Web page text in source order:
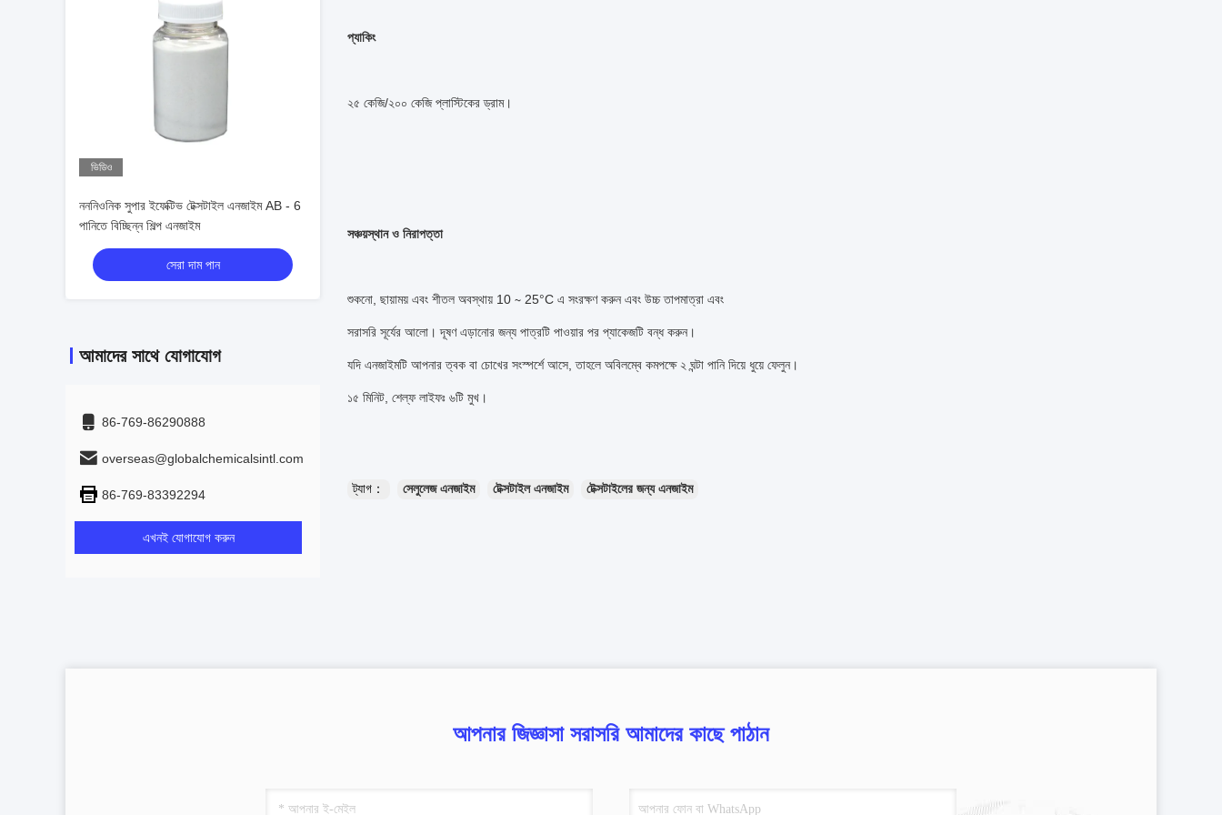
ভিডিও
নননিওনিক সুপার ইফেক্টিভ টেক্সটাইল এনজাইম AB - 6
পানিতে বিচ্ছিন্ন শিল্প এনজাইম
সেরা দাম পান
আমাদের সাথে যোগাযোগ
86-769-86290888
overseas@globalchemicalsintl.com
86-769-83392294
এখনই যোগাযোগ করুন
প্যাকিং
২৫ কেজি/২০০ কেজি প্লাস্টিকের ড্রাম।
সঞ্চয়স্থান ও নিরাপত্তা
শুকনো, ছায়াময় এবং শীতল অবস্থায় 10 ∼ 25°C এ সংরক্ষণ করুন এবং উচ্চ তাপমাত্রা এবং
সরাসরি সূর্যের আলো। দূষণ এড়ানোর জন্য পাত্রটি পাওয়ার পর প্যাকেজটি বন্ধ করুন।
যদি এনজাইমটি আপনার ত্বক বা চোখের সংস্পর্শে আসে, তাহলে অবিলম্বে কমপক্ষে ২ ঘন্টা পানি দিয়ে ধুয়ে ফেলুন।
১৫ মিনিট, শেল্ফ লাইফঃ ৬টি মুখ।
ট্যাগ： সেলুলেজ এনজাইম টেক্সটাইল এনজাইম টেক্সটাইলের জন্য এনজাইম
আপনার জিজ্ঞাসা সরাসরি আমাদের কাছে পাঠান